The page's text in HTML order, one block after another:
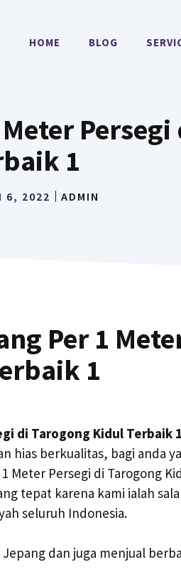
HOME BLOG
1
6, 2022 ADMIN
Per 1
1
di Tarogong Kidul Terbaik
hias berkualitas, bagi anda
Meter Persegi di Tarogong
tepat karena kami ialah
seluruh Indonesia.
dan juga menjual